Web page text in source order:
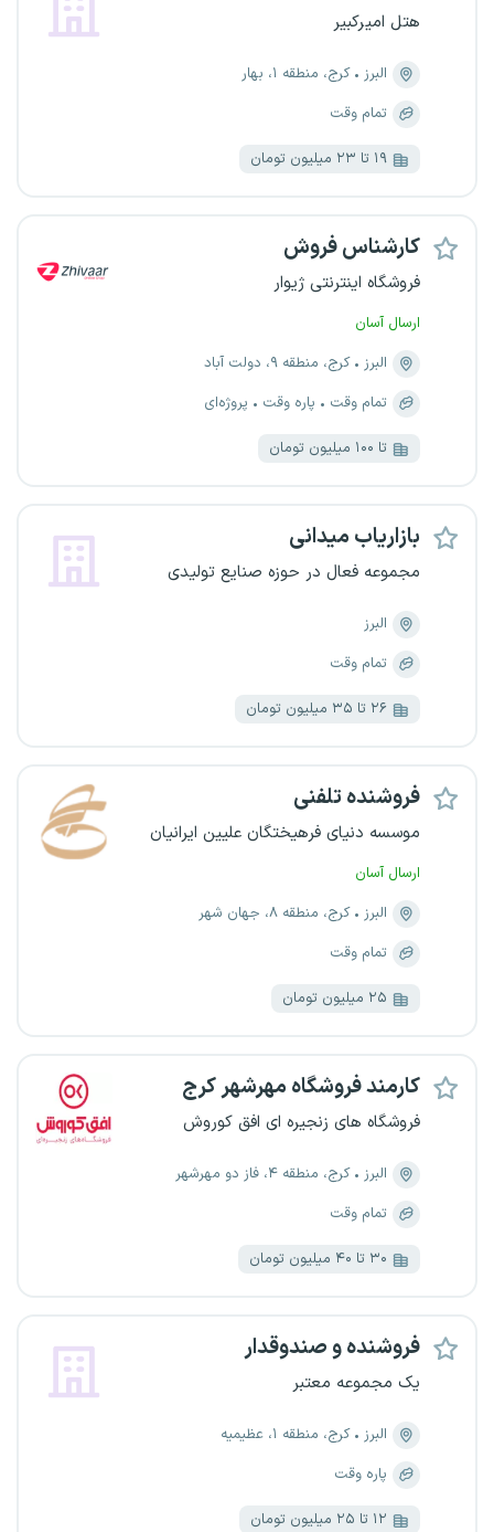
هتل امیرکبیر
البرز
کرج، منطقه ۱، بهار
تمام وقت
۱۹ تا ۲۳ میلیون تومان
کارشناس فروش
فروشگاه اینترنتی ژیوار
ارسال آسان
البرز
کرج، منطقه ۹، دولت آباد
تمام وقت
پاره وقت پروژه‌ای
تا ۱۰۰ میلیون تومان
بازاریاب میدانی
مجموعه فعال در حوزه صنایع تولیدی
البرز
تمام وقت
۲۶ تا ۳۵ میلیون تومان
فروشنده تلفنی
موسسه دنیای فرهیختگان علیین ایرانیان
ارسال آسان
البرز
کرج، منطقه ۸، جهان شهر
تمام وقت
۲۵ میلیون تومان
کارمند فروشگاه مهرشهر کرج
فروشگاه های زنجیره ای افق کوروش
البرز
کرج، منطقه ۴، فاز دو مهرشهر
تمام وقت
۳۰ تا ۴۰ میلیون تومان
فروشنده و صندوقدار
یک مجموعه معتبر
البرز
کرج، منطقه ۱، عظیمیه
پاره وقت
۱۲ تا ۲۵ میلیون تومان